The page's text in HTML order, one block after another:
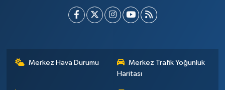
Merkez Hava Durumu
Merkez Trafik Yoğunluk
Haritası